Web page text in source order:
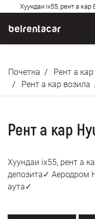
Цене
О нама
Најчешћа питања
Блог
Почетна
Рент а
Рент а кар возила
Рент а кар
Хyундаи ix55, рент а
депозита✓ Аеродром
аута✓